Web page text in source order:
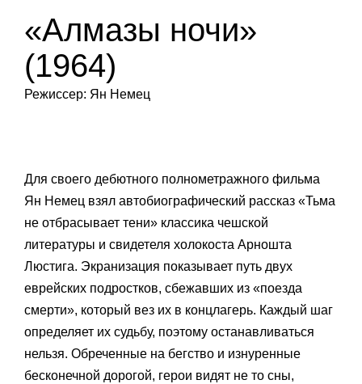
«Алмазы ночи»
(1964)
Режиссер: Ян Немец
Для своего дебютного полнометражного фильма
Ян Немец взял автобиографический рассказ «Тьма
не отбрасывает тени» классика чешской
литературы и свидетеля холокоста Арношта
Люстига. Экранизация показывает путь двух
еврейских подростков, сбежавших из «поезда
смерти», который вез их в концлагерь. Каждый шаг
определяет их судьбу, поэтому останавливаться
нельзя. Обреченные на бегство и изнуренные
бесконечной дорогой, герои видят не то сны,